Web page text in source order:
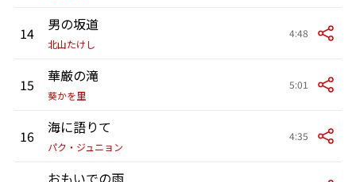
14 男の坂道
北山たけし
4:48
15 華厳の滝
葵かを里
5:01
16 海に語りて
パク・ジュニョン
4:35
おもいでの雨